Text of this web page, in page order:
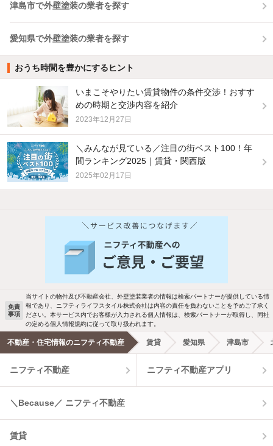
津島市で外壁塗装の業者を探す
愛知県で外壁塗装の業者を探す
おうち時間を豊かにするヒント
いまこそやりたい賃貸物件の条件交渉！おすす
めの時期と交渉内容を紹介
2023年12月27日
＼みんなが見ている／注目の街ベスト100！年
間ランキング2025｜賃貸・関西版
2025年02月17日
バス・トイレ別 2階以上
洗濯機置場あり 独立洗面台
エアコンあり 都市ガス
温水洗浄便座 オートロック
コンロ2口以上
免責
事項
当サイトの物件及び不動産会社、外壁塗装業者の情報は検索パートナーが提供している情
報であり、ニフティライフスタイル株式会社は内容の責任を負わないことを予めご了承く
ださい。本サービス内でお客様が入力される個人情報は、検索パートナーが取得し、同社
の定める個人情報規約に従って取り扱われます。
不動産・住宅情報のニフティ不動産 賃貸 愛知県 津島市
ニフティ不動産 ニフティ不動産アプリ
＼Because／ ニフティ不動産
賃貸